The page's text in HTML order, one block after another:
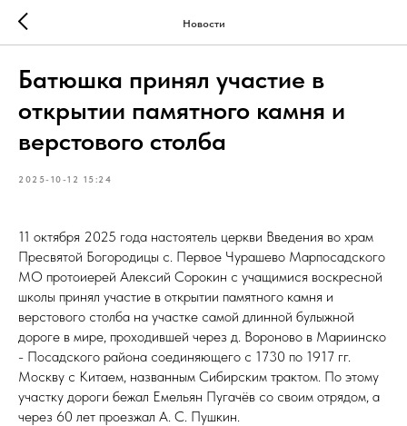
Новости
Батюшка принял участие в
открытии памятного камня и
верстового столба
2025-10-12 15:24
11 октября 2025 года настоятель церкви Введения во храм
Пресвятой Богородицы с. Первое Чурашево Марпосадского
МО протоиерей Алексий Сорокин с учащимися воскресной
школы принял участие в открытии памятного камня и
верстового столба на участке самой длинной булыжной
дороге в мире, проходившей через д. Вороново в Мариинско
- Посадского района соединяющего с 1730 по 1917 гг.
Москву с Китаем, названным Сибирским трактом. По этому
участку дороги бежал Емельян Пугачёв со своим отрядом, а
через 60 лет проезжал А. С. Пушкин.